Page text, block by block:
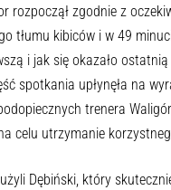
rozpoczął zgodnie z
tłumu kibiców i w 49
i jak się okazało
spotkania upłynęła na
trenera
celu utrzymanie
Dębiński, który